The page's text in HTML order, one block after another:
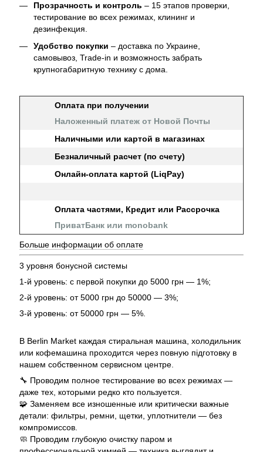
Прозрачность и контроль – 15 этапов проверки,
тестирование во всех режимах, клининг и
дезинфекция.
Удобство покупки – доставка по Украине,
самовывоз, Trade-in и возможность забрать
крупногабаритную технику с дома.
Оплата при получении
Наложенный платеж от Новой Почты
Наличными или картой в магазинах
Безналичный расчет (по счету)
Онлайн-оплата картой (LiqPay)
Оплата частями, Кредит или Рассрочка
ПриватБанк или monobank
Больше информации об оплате
3 уровня бонусной системы
1-й уровень: с первой покупки до 5000 грн — 1%;
2-й уровень: от 5000 грн до 50000 — 3%;
3-й уровень: от 50000 грн — 5%.
В Berlin Market каждая стиральная машина, холодильник
или кофемашина проходится через повную підготовку в
нашем собственном сервисном центре.
🔧 Проводим полное тестирование во всех режимах —
даже тех, которыми редко кто пользуется.
🧩 Заменяем все изношенные или критически важные
детали: фильтры, ремни, щетки, уплотнители — без
компромиссов.
🧼 Проводим глубокую очистку паром и